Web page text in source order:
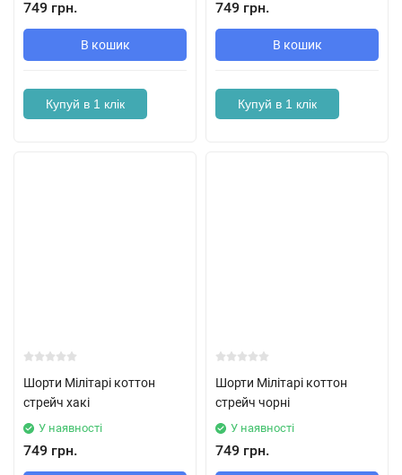
749 грн.
В кошик
Купуй в 1 клік
749 грн.
В кошик
Купуй в 1 клік
Шорти Мілітарі коттон
стрейч хакі
У наявності
749 грн.
Шорти Мілітарі коттон
стрейч чорні
У наявності
749 грн.